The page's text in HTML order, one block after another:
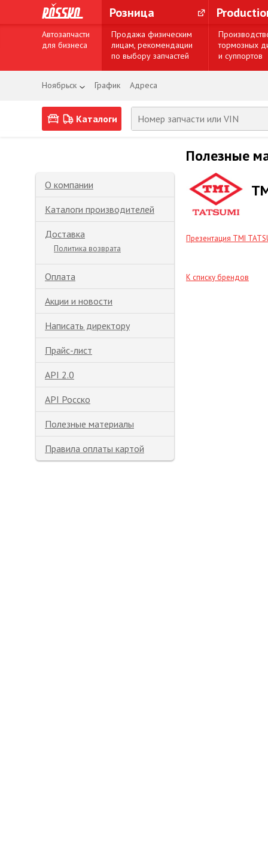
Розница
Автозапчасти
для бизнеса
Продажа физическим
лицам, рекомендации
по выбору запчастей
тормозных
и суппортов
Ноябрьск График Адреса
Каталоги
О компании
Каталоги производителей
Доставка
Политика возврата
Оплата
Акции и новости
Написать директору
Прайс-лист
API 2.0
API Росско
Полезные материалы
Правила оплаты картой
Полезные
Презентация TMI
К списку брендов